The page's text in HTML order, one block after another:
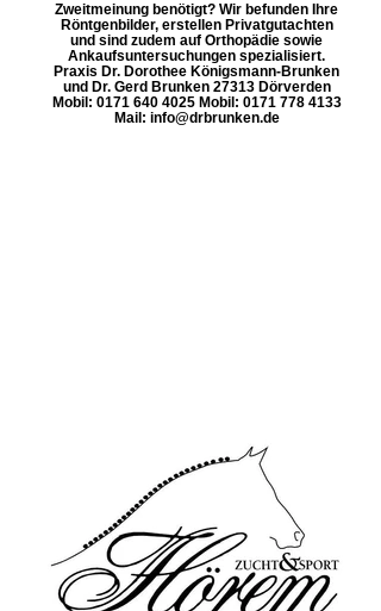
Zweitmeinung benötigt? Wir befunden Ihre
Röntgenbilder, erstellen Privatgutachten
und sind zudem auf Orthopädie sowie
Ankaufsuntersuchungen spezialisiert.
Praxis Dr. Dorothee Königsmann-Brunken
und Dr. Gerd Brunken 27313 Dörverden
Mobil: 0171 640 4025 Mobil: 0171 778 4133
Mail: info@drbrunken.de